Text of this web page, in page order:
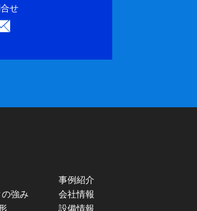
せ
強み
事例紹介
会社情報
設備情報